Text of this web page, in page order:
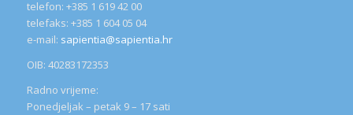
telefon: +385 1 619 42 00
telefaks: +385 1 604 05 04
e-mail: sapientia@sapientia.hr
OIB: 40283172353
Radno vrijeme:
Ponedjeljak – petak 9 – 17 sati